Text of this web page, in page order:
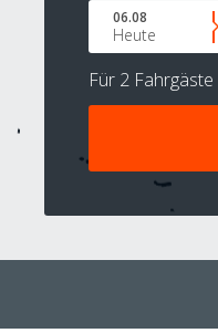
06.08
Heute
Für 2 Fahrgäste